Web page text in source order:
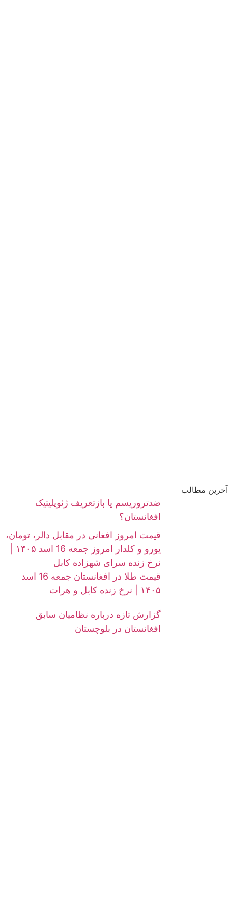
آخرین مطالب
ضدتروریسم یا بازتعریف ژئوپلیتیک
افغانستان؟
قیمت امروز افغانی در مقابل دالر، تومان،
نرخ زنده سرای شهزاده کابل
قیمت طلا در افغانستان جمعه 16 اسد
۱۴۰۵ | نرخ زنده کابل و هرات
گزارش تازه درباره نظامیان سابق
افغانستان در بلوچستان